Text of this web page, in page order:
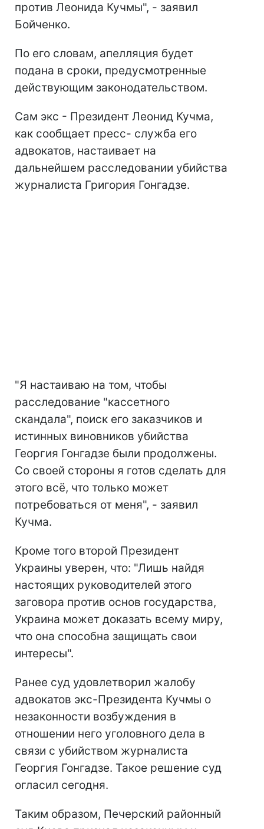
против Леонида Кучмы", - заявил
Бойченко.
По его словам, апелляция будет
подана в сроки, предусмотренные
действующим законодательством.
Сам экс - Президент Леонид Кучма,
как сообщает пресс- служба его
адвокатов, настаивает на
дальнейшем расследовании убийства
журналиста Григория Гонгадзе.
"Я настаиваю на том, чтобы
расследование "кассетного
скандала", поиск его заказчиков и
истинных виновников убийства
Георгия Гонгадзе были продолжены.
Со своей стороны я готов сделать для
этого всё, что только может
потребоваться от меня", - заявил
Кучма.
Кроме того второй Президент
Украины уверен, что: "Лишь найдя
настоящих руководителей этого
заговора против основ государства,
Украина может доказать всему миру,
что она способна защищать свои
интересы".
Ранее суд удовлетворил жалобу
адвокатов экс-Президента Кучмы о
незаконности возбуждения в
отношении него уголовного дела в
связи с убийством журналиста
Георгия Гонгадзе. Такое решение суд
огласил сегодня.
Таким образом, Печерский районный